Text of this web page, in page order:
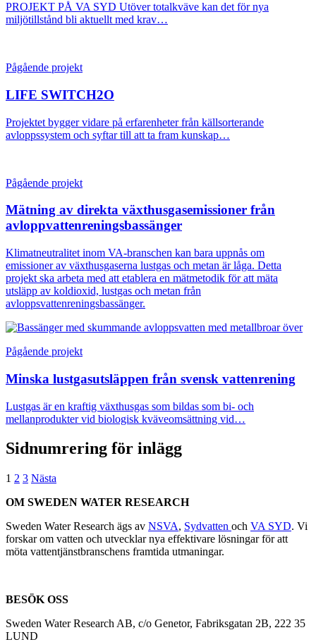
PROJEKT PÅ VA SYD Utöver totalkväve kan det för nya
miljötillstånd bli aktuellt med krav…
Pågående projekt
LIFE SWITCH2O
Projektet bygger vidare på erfarenheter från källsorterande
avloppssystem och syftar till att ta fram kunskap…
Pågående projekt
Mätning av direkta växthusgasemissioner från
avloppvattenreningsbassänger
Klimatneutralitet inom VA-branschen kan bara uppnås om
emissioner av växthusgaserna lustgas och metan är låga. Detta
projekt ska arbeta med att etablera en mätmetodik för att mäta
utsläpp av koldioxid, lustgas och metan från
avloppsvattenreningsbassänger.
Pågående projekt
Minska lustgasutsläppen från svensk vattenrening
Lustgas är en kraftig växthusgas som bildas som bi- och
mellanprodukter vid biologisk kväveomsättning vid…
Sidnumrering för inlägg
1 2 3 Nästa
OM SWEDEN WATER RESEARCH
Sweden Water Research ägs av NSVA, Sydvatten och VA SYD. Vi
forskar om vatten och utvecklar nya effektivare lösningar för att
möta vattentjänstbranschens framtida utmaningar.
BESÖK OSS
Sweden Water Research AB, c/o Genetor, Fabriksgatan 2B, 222 35
LUND